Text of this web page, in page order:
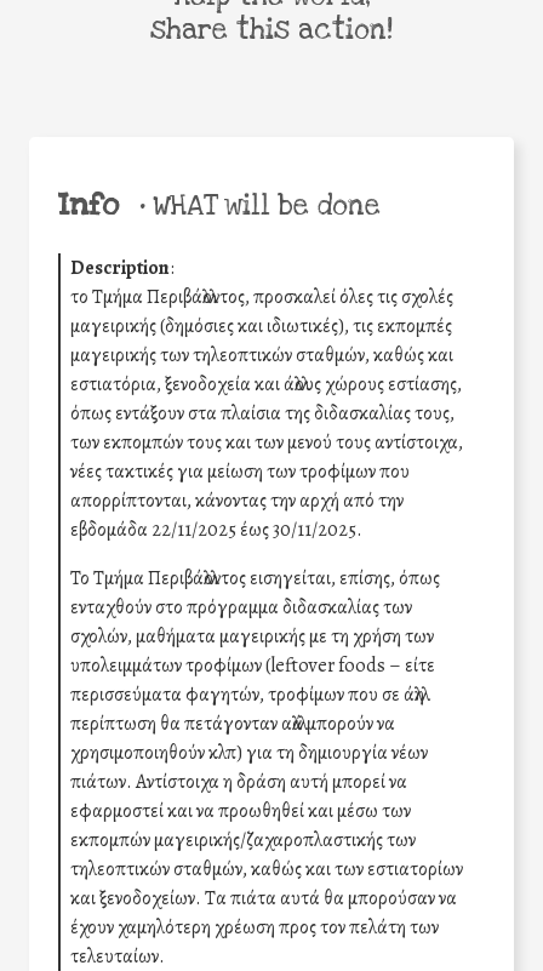
Info •WHAT will be done
Description:
το Τμήμα Περιβάλλοντος, προσκαλεί όλες τις σχολές
μαγειρικής (δημόσιες και ιδιωτικές), τις εκπομπές
μαγειρικής των τηλεοπτικών σταθμών, καθώς και
εστιατόρια, ξενοδοχεία και άλλους χώρους εστίασης,
όπως εντάξουν στα πλαίσια της διδασκαλίας τους,
των εκπομπών τους και των μενού τους αντίστοιχα,
νέες τακτικές για μείωση των τροφίμων που
απορρίπτονται, κάνοντας την αρχή από την
εβδομάδα 22/11/2025 έως 30/11/2025.
Το Τμήμα Περιβάλλοντος εισηγείται, επίσης, όπως
ενταχθούν στο πρόγραμμα διδασκαλίας των
σχολών, μαθήματα μαγειρικής με τη χρήση των
υπολειμμάτων τροφίμων (leftover foods – είτε
περισσεύματα φαγητών, τροφίμων που σε άλλη
περίπτωση θα πετάγονταν αλλά μπορούν να
χρησιμοποιηθούν κλπ) για τη δημιουργία νέων
πιάτων. Αντίστοιχα η δράση αυτή μπορεί να
εφαρμοστεί και να προωθηθεί και μέσω των
εκπομπών μαγειρικής/ζαχαροπλαστικής των
τηλεοπτικών σταθμών, καθώς και των εστιατορίων
και ξενοδοχείων. Τα πιάτα αυτά θα μπορούσαν να
έχουν χαμηλότερη χρέωση προς τον πελάτη των
τελευταίων.
share this action!